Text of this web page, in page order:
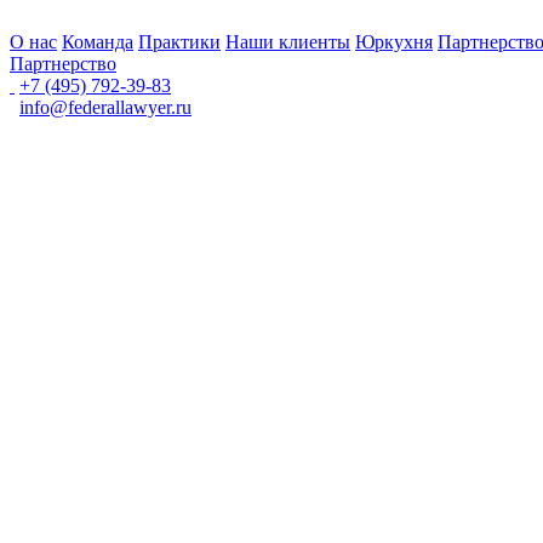
О нас Команда Практики Наши клиенты Юркухня Партнерство
Партнерство
+7 (495) 792-39-83
info@federallawyer.ru